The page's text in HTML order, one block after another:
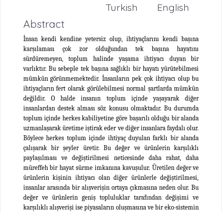
English
Turkish
Abstract
İnsan kendi kendine yetersiz olup, ihtiyaçlarını kendi başına
karşılaması çok zor olduğundan tek başına hayatını
sürdüremeyen, toplum halinde yaşama ihtiyacı duyan bir
varlıktır. Bu sebeple tek başına sağlıklı bir hayatı yürütebilmesi
mümkün görünmemektedir. İnsanların pek çok ihtiyacı olup bu
ihtiyaçların fert olarak görülebilmesi normal şartlarda mümkün
değildir. O halde insanın toplum içinde yaşayarak diğer
insanlardan destek alması söz konusu olmaktadır. Bu durumda
toplum içinde herkes kabiliyetine göre başarılı olduğu bir alanda
uzmanlaşarak üretime iştirak eder ve diğer insanlara faydalı olur.
Böylece herkes toplum içinde ihtiyaç duyulan farklı bir alanda
çalışarak bir şeyler üretir. Bu değer ve ürünlerin karşılıklı
paylaşılması ve değiştirilmesi neticesinde daha rahat, daha
müreffeh bir hayat sürme imkanına kavuşulur. Üretilen değer ve
ürünlerin kişinin ihtiyacı olan diğer ürünlerle değiştirilmesi,
insanlar arasında bir alışverişin ortaya çıkmasına neden olur. Bu
değer ve ürünlerin geniş topluluklar tarafından değişimi ve
karşılıklı alışverişi ise piyasaların oluşmasına ve bir eko-sistemin